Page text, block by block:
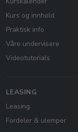
Kurs og innhold
Praktisk info
Våre undervisere
Videotutorials
LEASING
Leasing
Fordeler & ulemper